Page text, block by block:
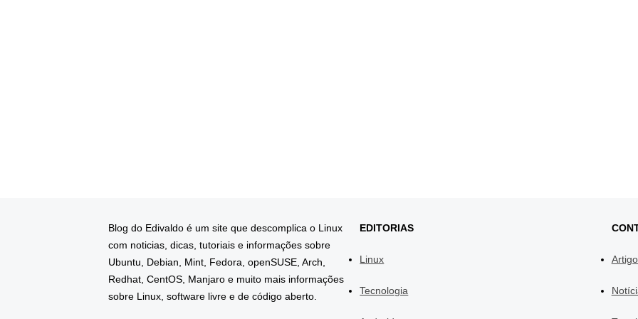
Blog do Edivaldo é um site que descomplica o Linux
com noticias, dicas, tutoriais e informações sobre
Ubuntu, Debian, Mint, Fedora, openSUSE, Arch,
Redhat, CentOS, Manjaro e muito mais informações
sobre Linux, software livre e de código aberto.
EDITORIAS
Linux
Tecnologia